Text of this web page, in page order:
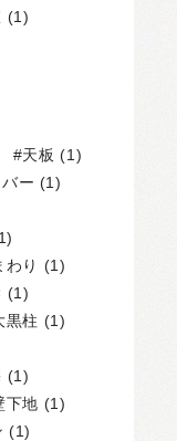
(1)
天板 (1)
ー (1)
わり
(1)
(1)
黒柱 (1)
(1)
下地 (1)
(1)